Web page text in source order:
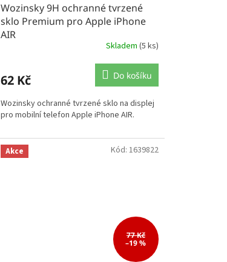
Wozinsky 9H ochranné tvrzené
sklo Premium pro Apple iPhone
AIR
Skladem (5 ks)
62 Kč Do košíku
Wozinsky ochranné tvrzené sklo na displej
pro mobilní telefon Apple iPhone AIR.
Akce
77 Kč
–19 %
Kód: 1639822